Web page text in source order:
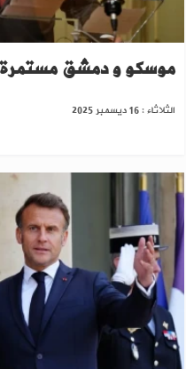
لافروف: ما جرى
موسكو و دمشق مستمرة
الثلاثاء : 16 ديسمبر 2025